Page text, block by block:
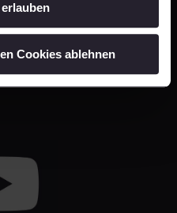
Cookies ablehnen